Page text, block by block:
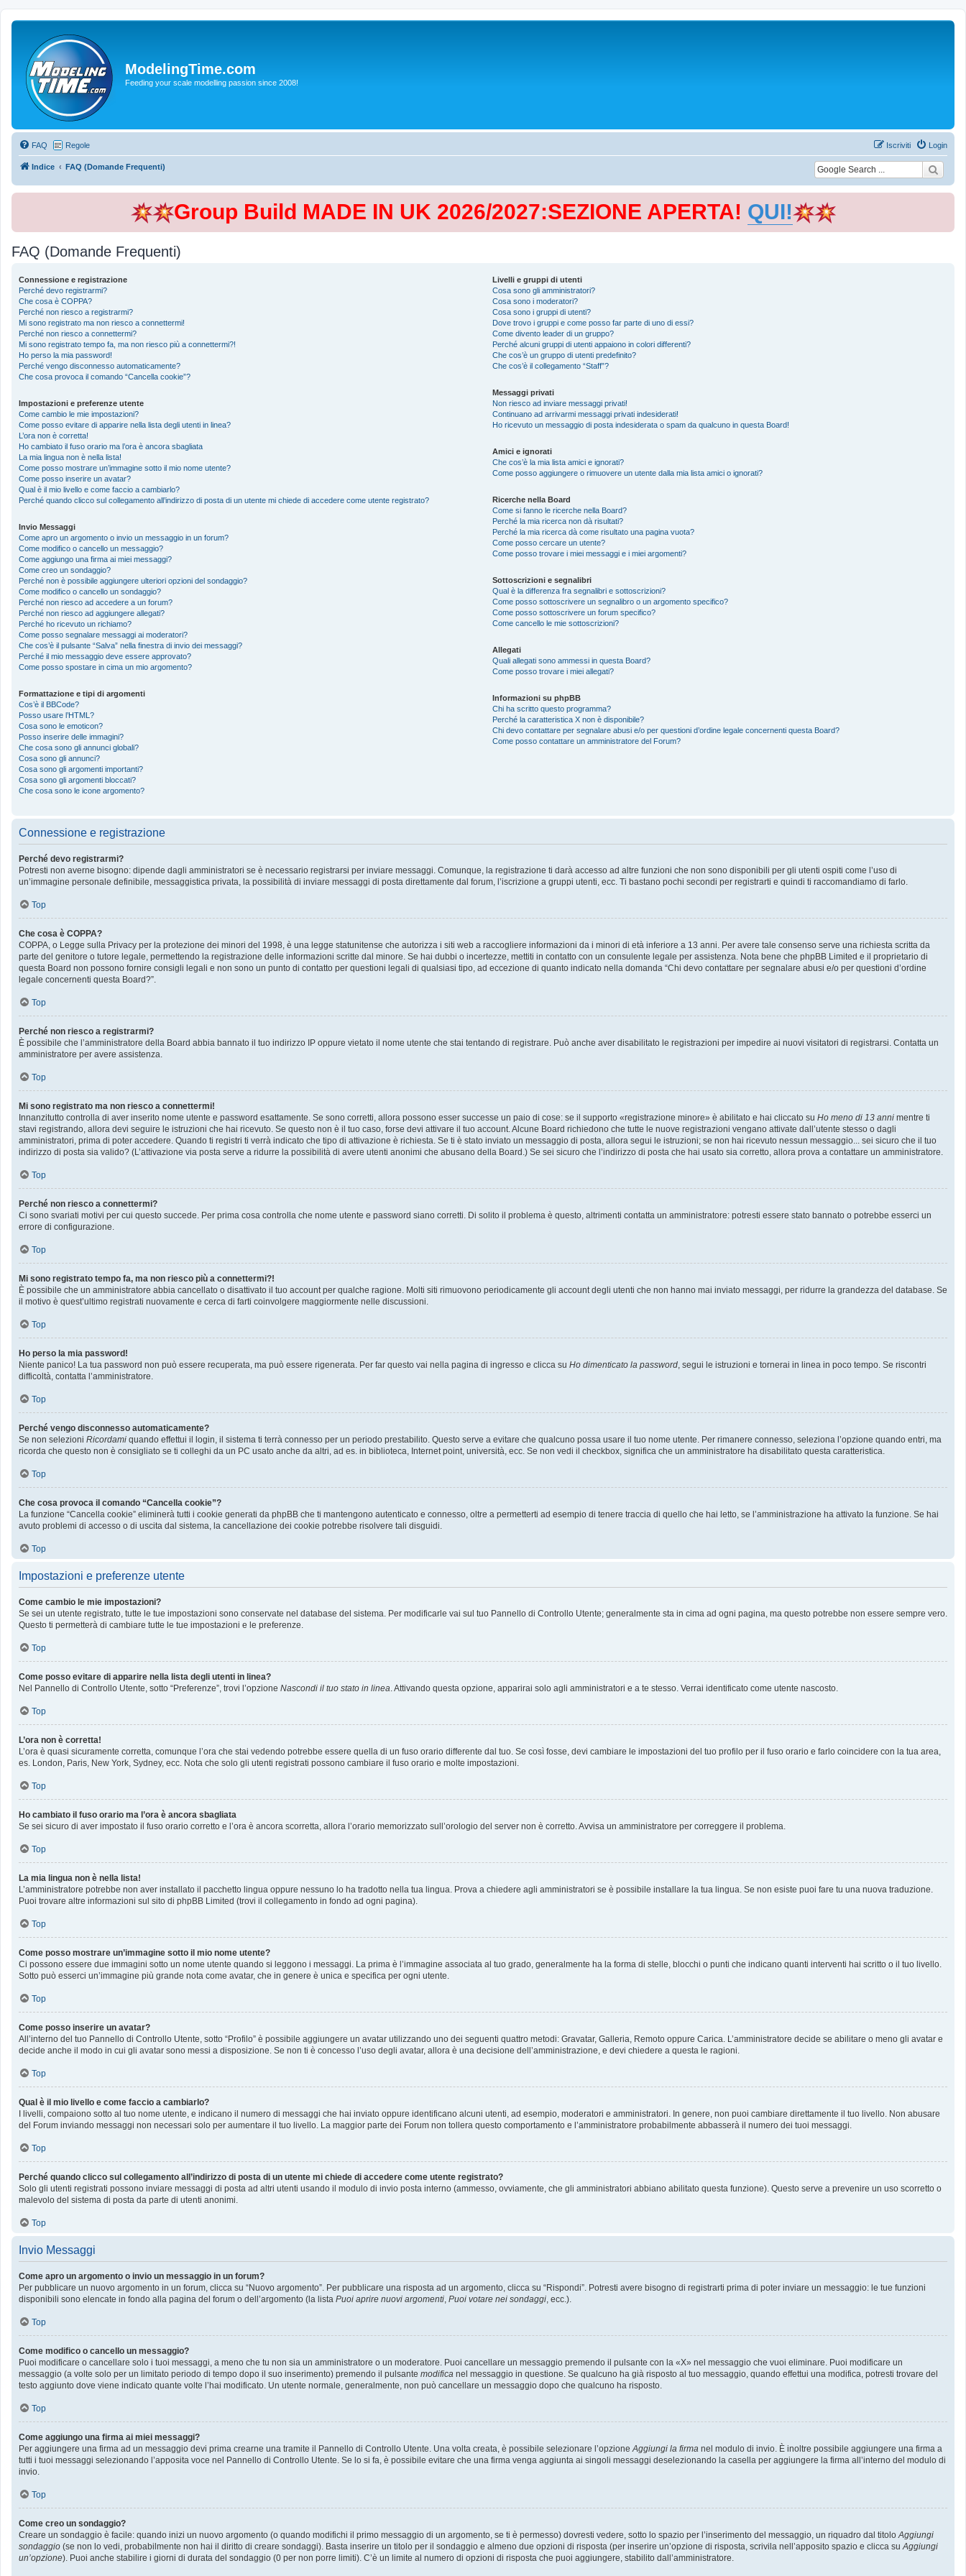
ModelingTime.com
Feeding your scale modelling passion since 2008!
FAQ Regole Login
Iscriviti
Indice FAQ (Domande Frequenti)
Group Build MADE IN UK 2026/2027:SEZIONE APERTA! QUI!
FAQ (Domande Frequenti)
Connessione e registrazione
Perché devo registrarmi?
Che cosa è COPPA?
Perché non riesco a registrarmi?
Mi sono registrato ma non riesco a connettermi!
Perché non riesco a connettermi?
Mi sono registrato tempo fa, ma non riesco più a connettermi?!
Ho perso la mia password!
Perché vengo disconnesso automaticamente?
Che cosa provoca il comando “Cancella cookie”?
Impostazioni e preferenze utente
Come cambio le mie impostazioni?
Come posso evitare di apparire nella lista degli utenti in linea?
L’ora non è corretta!
Ho cambiato il fuso orario ma l’ora è ancora sbagliata
La mia lingua non è nella lista!
Come posso mostrare un’immagine sotto il mio nome utente?
Come posso inserire un avatar?
Qual è il mio livello e come faccio a cambiarlo?
Perché quando clicco sul collegamento all’indirizzo di posta di un utente mi chiede di accedere come utente registrato?
Invio Messaggi
Come apro un argomento o invio un messaggio in un forum?
Come modifico o cancello un messaggio?
Come aggiungo una firma ai miei messaggi?
Come creo un sondaggio?
Perché non è possibile aggiungere ulteriori opzioni del sondaggio?
Come modifico o cancello un sondaggio?
Perché non riesco ad accedere a un forum?
Perché non riesco ad aggiungere allegati?
Perché ho ricevuto un richiamo?
Come posso segnalare messaggi ai moderatori?
Che cos’è il pulsante “Salva” nella finestra di invio dei messaggi?
Perché il mio messaggio deve essere approvato?
Come posso spostare in cima un mio argomento?
Formattazione e tipi di argomenti
Cos’è il BBCode?
Posso usare l’HTML?
Cosa sono le emoticon?
Posso inserire delle immagini?
Che cosa sono gli annunci globali?
Cosa sono gli annunci?
Cosa sono gli argomenti importanti?
Cosa sono gli argomenti bloccati?
Che cosa sono le icone argomento?
Livelli e gruppi di utenti
Cosa sono gli amministratori?
Cosa sono i moderatori?
Cosa sono i gruppi di utenti?
Dove trovo i gruppi e come posso far parte di uno di essi?
Come divento leader di un gruppo?
Perché alcuni gruppi di utenti appaiono in colori differenti?
Che cos’è un gruppo di utenti predefinito?
Che cos’è il collegamento “Staff”?
Messaggi privati
Non riesco ad inviare messaggi privati!
Continuano ad arrivarmi messaggi privati indesiderati!
Ho ricevuto un messaggio di posta indesiderata o spam da qualcuno in questa Board!
Amici e ignorati
Che cos’è la mia lista amici e ignorati?
Come posso aggiungere o rimuovere un utente dalla mia lista amici o ignorati?
Ricerche nella Board
Come si fanno le ricerche nella Board?
Perché la mia ricerca non dà risultati?
Perché la mia ricerca dà come risultato una pagina vuota?
Come posso cercare un utente?
Come posso trovare i miei messaggi e i miei argomenti?
Sottoscrizioni e segnalibri
Qual è la differenza fra segnalibri e sottoscrizioni?
Come posso sottoscrivere un segnalibro o un argomento specifico?
Come posso sottoscrivere un forum specifico?
Come cancello le mie sottoscrizioni?
Allegati
Quali allegati sono ammessi in questa Board?
Come posso trovare i miei allegati?
Informazioni su phpBB
Chi ha scritto questo programma?
Perché la caratteristica X non è disponibile?
Chi devo contattare per segnalare abusi e/o per questioni d’ordine legale concernenti questa Board?
Come posso contattare un amministratore del Forum?
Connessione e registrazione
Perché devo registrarmi?
Potresti non averne bisogno: dipende dagli amministratori se è necessario registrarsi per inviare messaggi. Comunque, la registrazione ti darà accesso ad altre funzioni che non sono disponibili per gli utenti ospiti come l’uso di
un’immagine personale definibile, messaggistica privata, la possibilità di inviare messaggi di posta direttamente dal forum, l’iscrizione a gruppi utenti, ecc. Ti bastano pochi secondi per registrarti e quindi ti raccomandiamo di farlo.
Top
Che cosa è COPPA?
COPPA, o Legge sulla Privacy per la protezione dei minori del 1998, è una legge statunitense che autorizza i siti web a raccogliere informazioni da i minori di età inferiore a 13 anni. Per avere tale consenso serve una richiesta scritta da
parte del genitore o tutore legale, permettendo la registrazione delle informazioni scritte dal minore. Se hai dubbi o incertezze, mettiti in contatto con un consulente legale per assistenza. Nota bene che phpBB Limited e il proprietario di
questa Board non possono fornire consigli legali e non sono un punto di contatto per questioni legali di qualsiasi tipo, ad eccezione di quanto indicato nella domanda “Chi devo contattare per segnalare abusi e/o per questioni d’ordine
legale concernenti questa Board?”.
Top
Perché non riesco a registrarmi?
È possibile che l’amministratore della Board abbia bannato il tuo indirizzo IP oppure vietato il nome utente che stai tentando di registrare. Può anche aver disabilitato le registrazioni per impedire ai nuovi visitatori di registrarsi. Contatta un
amministratore per avere assistenza.
Top
Mi sono registrato ma non riesco a connettermi!
Innanzitutto controlla di aver inserito nome utente e password esattamente. Se sono corretti, allora possono esser successe un paio di cose: se il supporto «registrazione minore» è abilitato e hai cliccato su Ho meno di 13 anni mentre ti
stavi registrando, allora devi seguire le istruzioni che hai ricevuto. Se questo non è il tuo caso, forse devi attivare il tuo account. Alcune Board richiedono che tutte le nuove registrazioni vengano attivate dall’utente stesso o dagli
amministratori, prima di poter accedere. Quando ti registri ti verrà indicato che tipo di attivazione è richiesta. Se ti è stato inviato un messaggio di posta, allora segui le istruzioni; se non hai ricevuto nessun messaggio... sei sicuro che il tuo
indirizzo di posta sia valido? (L’attivazione via posta serve a ridurre la possibilità di avere utenti anonimi che abusano della Board.) Se sei sicuro che l’indirizzo di posta che hai usato sia corretto, allora prova a contattare un amministratore.
Top
Perché non riesco a connettermi?
Ci sono svariati motivi per cui questo succede. Per prima cosa controlla che nome utente e password siano corretti. Di solito il problema è questo, altrimenti contatta un amministratore: potresti essere stato bannato o potrebbe esserci un
errore di configurazione.
Top
Mi sono registrato tempo fa, ma non riesco più a connettermi?!
È possibile che un amministratore abbia cancellato o disattivato il tuo account per qualche ragione. Molti siti rimuovono periodicamente gli account degli utenti che non hanno mai inviato messaggi, per ridurre la grandezza del database. Se
il motivo è quest’ultimo registrati nuovamente e cerca di farti coinvolgere maggiormente nelle discussioni.
Top
Ho perso la mia password!
Niente panico! La tua password non può essere recuperata, ma può essere rigenerata. Per far questo vai nella pagina di ingresso e clicca su Ho dimenticato la password, segui le istruzioni e tornerai in linea in poco tempo. Se riscontri
difficoltà, contatta l’amministratore.
Top
Perché vengo disconnesso automaticamente?
Se non selezioni Ricordami quando effettui il login, il sistema ti terrà connesso per un periodo prestabilito. Questo serve a evitare che qualcuno possa usare il tuo nome utente. Per rimanere connesso, seleziona l’opzione quando entri, ma
ricorda che questo non è consigliato se ti colleghi da un PC usato anche da altri, ad es. in biblioteca, Internet point, università, ecc. Se non vedi il checkbox, significa che un amministratore ha disabilitato questa caratteristica.
Top
Che cosa provoca il comando “Cancella cookie”?
La funzione “Cancella cookie” eliminerà tutti i cookie generati da phpBB che ti mantengono autenticato e connesso, oltre a permetterti ad esempio di tenere traccia di quello che hai letto, se l’amministrazione ha attivato la funzione. Se hai
avuto problemi di accesso o di uscita dal sistema, la cancellazione dei cookie potrebbe risolvere tali disguidi.
Top
Impostazioni e preferenze utente
Come cambio le mie impostazioni?
Se sei un utente registrato, tutte le tue impostazioni sono conservate nel database del sistema. Per modificarle vai sul tuo Pannello di Controllo Utente; generalmente sta in cima ad ogni pagina, ma questo potrebbe non essere sempre vero.
Questo ti permetterà di cambiare tutte le tue impostazioni e le preferenze.
Top
Come posso evitare di apparire nella lista degli utenti in linea?
Nel Pannello di Controllo Utente, sotto “Preferenze”, trovi l’opzione Nascondi il tuo stato in linea. Attivando questa opzione, apparirai solo agli amministratori e a te stesso. Verrai identificato come utente nascosto.
Top
L’ora non è corretta!
L’ora è quasi sicuramente corretta, comunque l’ora che stai vedendo potrebbe essere quella di un fuso orario differente dal tuo. Se così fosse, devi cambiare le impostazioni del tuo profilo per il fuso orario e farlo coincidere con la tua area,
es. London, Paris, New York, Sydney, ecc. Nota che solo gli utenti registrati possono cambiare il fuso orario e molte impostazioni.
Top
Ho cambiato il fuso orario ma l’ora è ancora sbagliata
Se sei sicuro di aver impostato il fuso orario corretto e l’ora è ancora scorretta, allora l’orario memorizzato sull’orologio del server non è corretto. Avvisa un amministratore per correggere il problema.
Top
La mia lingua non è nella lista!
L’amministratore potrebbe non aver installato il pacchetto lingua oppure nessuno lo ha tradotto nella tua lingua. Prova a chiedere agli amministratori se è possibile installare la tua lingua. Se non esiste puoi fare tu una nuova traduzione.
Puoi trovare altre informazioni sul sito di phpBB Limited (trovi il collegamento in fondo ad ogni pagina).
Top
Come posso mostrare un’immagine sotto il mio nome utente?
Ci possono essere due immagini sotto un nome utente quando si leggono i messaggi. La prima è l’immagine associata al tuo grado, generalmente ha la forma di stelle, blocchi o punti che indicano quanti interventi hai scritto o il tuo livello.
Sotto può esserci un’immagine più grande nota come avatar, che in genere è unica e specifica per ogni utente.
Top
Come posso inserire un avatar?
All’interno del tuo Pannello di Controllo Utente, sotto “Profilo” è possibile aggiungere un avatar utilizzando uno dei seguenti quattro metodi: Gravatar, Galleria, Remoto oppure Carica. L’amministratore decide se abilitare o meno gli avatar e
decide anche il modo in cui gli avatar sono messi a disposizione. Se non ti è concesso l’uso degli avatar, allora è una decisione dell’amministrazione, e devi chiedere a questa le ragioni.
Top
Qual è il mio livello e come faccio a cambiarlo?
I livelli, compaiono sotto al tuo nome utente, e indicano il numero di messaggi che hai inviato oppure identificano alcuni utenti, ad esempio, moderatori e amministratori. In genere, non puoi cambiare direttamente il tuo livello. Non abusare
del Forum inviando messaggi non necessari solo per aumentare il tuo livello. La maggior parte dei Forum non tollera questo comportamento e l’amministratore probabilmente abbasserà il numero dei tuoi messaggi.
Top
Perché quando clicco sul collegamento all’indirizzo di posta di un utente mi chiede di accedere come utente registrato?
Solo gli utenti registrati possono inviare messaggi di posta ad altri utenti usando il modulo di invio posta interno (ammesso, ovviamente, che gli amministratori abbiano abilitato questa funzione). Questo serve a prevenire un uso scorretto o
malevolo del sistema di posta da parte di utenti anonimi.
Top
Invio Messaggi
Come apro un argomento o invio un messaggio in un forum?
Per pubblicare un nuovo argomento in un forum, clicca su “Nuovo argomento”. Per pubblicare una risposta ad un argomento, clicca su “Rispondi”. Potresti avere bisogno di registrarti prima di poter inviare un messaggio: le tue funzioni
disponibili sono elencate in fondo alla pagina del forum o dell’argomento (la lista Puoi aprire nuovi argomenti, Puoi votare nei sondaggi, ecc.).
Top
Come modifico o cancello un messaggio?
Puoi modificare o cancellare solo i tuoi messaggi, a meno che tu non sia un amministratore o un moderatore. Puoi cancellare un messaggio premendo il pulsante con la «X» nel messaggio che vuoi eliminare. Puoi modificare un
messaggio (a volte solo per un limitato periodo di tempo dopo il suo inserimento) premendo il pulsante modifica nel messaggio in questione. Se qualcuno ha già risposto al tuo messaggio, quando effettui una modifica, potresti trovare del
testo aggiunto dove viene indicato quante volte l’hai modificato. Un utente normale, generalmente, non può cancellare un messaggio dopo che qualcuno ha risposto.
Top
Come aggiungo una firma ai miei messaggi?
Per aggiungere una firma ad un messaggio devi prima crearne una tramite il Pannello di Controllo Utente. Una volta creata, è possibile selezionare l’opzioneAggiungi la firma nel modulo di invio. È inoltre possibile aggiungere una firma a
tutti i tuoi messaggi selezionando l’apposita voce nel Pannello di Controllo Utente. Se lo si fa, è possibile evitare che una firma venga aggiunta ai singoli messaggi deselezionando la casella per aggiungere la firma all’interno del modulo di
invio.
Top
Come creo un sondaggio?
Creare un sondaggio è facile: quando inizi un nuovo argomento (o quando modifichi il primo messaggio di un argomento, se ti è permesso) dovresti vedere, sotto lo spazio per l’inserimento del messaggio, un riquadro dal titoloAggiungi
sondaggio (se non lo vedi, probabilmente non hai il diritto di creare sondaggi). Basta inserire un titolo per il sondaggio e almeno due opzioni di risposta (per inserire un’opzione di risposta, scrivila nell’apposito spazio e clicca suAggiungi
un’opzione). Puoi anche stabilire i giorni di durata del sondaggio (0 per non porre limiti). C’è un limite al numero di opzioni di risposta che puoi aggiungere, stabilito dall’amministratore.